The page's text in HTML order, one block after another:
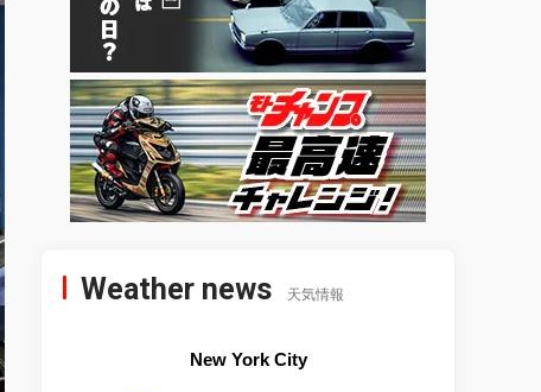
Weather news 天気情報
New York City